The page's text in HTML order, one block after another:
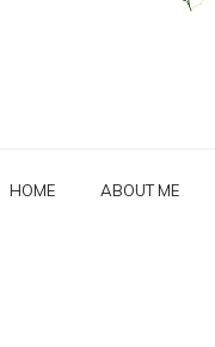
HOME ABOUT ME